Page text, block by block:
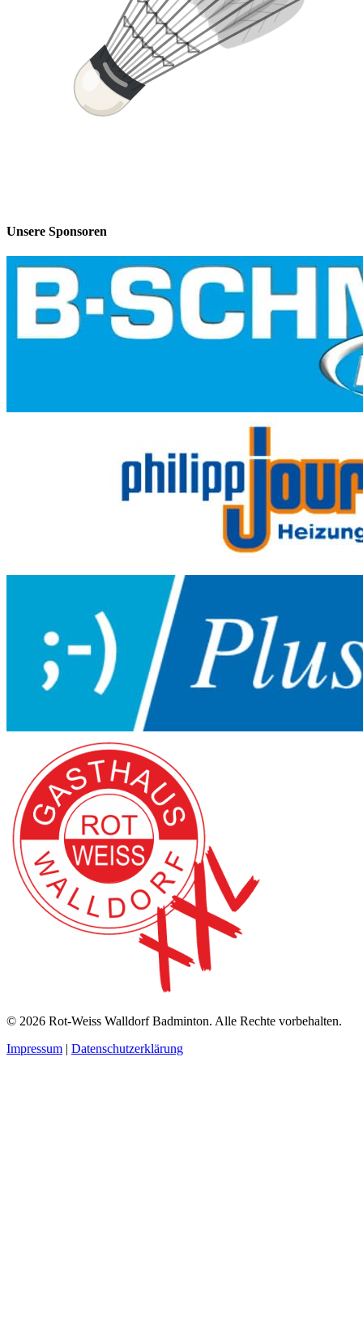
Unsere Sponsoren
© 2026 Rot-Weiss Walldorf Badminton. Alle Rechte vorbehalten.
Impressum | Datenschutzerklärung